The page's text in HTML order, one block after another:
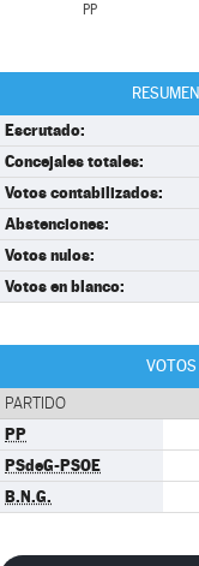
PP
Escrutado:
Concejales totales:
Votos contabilizados:
Abstenciones:
Votos nulos:
Votos en blanco:
VOTOS
PARTIDO
PP
PSdeG-PSOE
B.N.G.